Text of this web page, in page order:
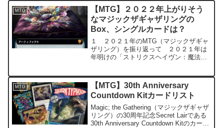
最近統率者で使われているカードに寄
っ...
MTG
【MTG】２０２２年上がりそう
なマジックザギャザリングの
Box、シングルカードは？
１ ２０２１年のMTG（マジックザギャ
ザリング）を振り返って ２０２１年は
年明けの「ストリクスヘイヴン：魔法学
大きな転機だったのではないかと思って
います。 特に、 ・ ...
MTG
【MTG】30th Anniversary
Countdown Kitカードリスト
Magic; the Gathering（マジックザギャザ
リング）の30周年記念Secret Lairである
30th Anniversary Countdown Kitのカード